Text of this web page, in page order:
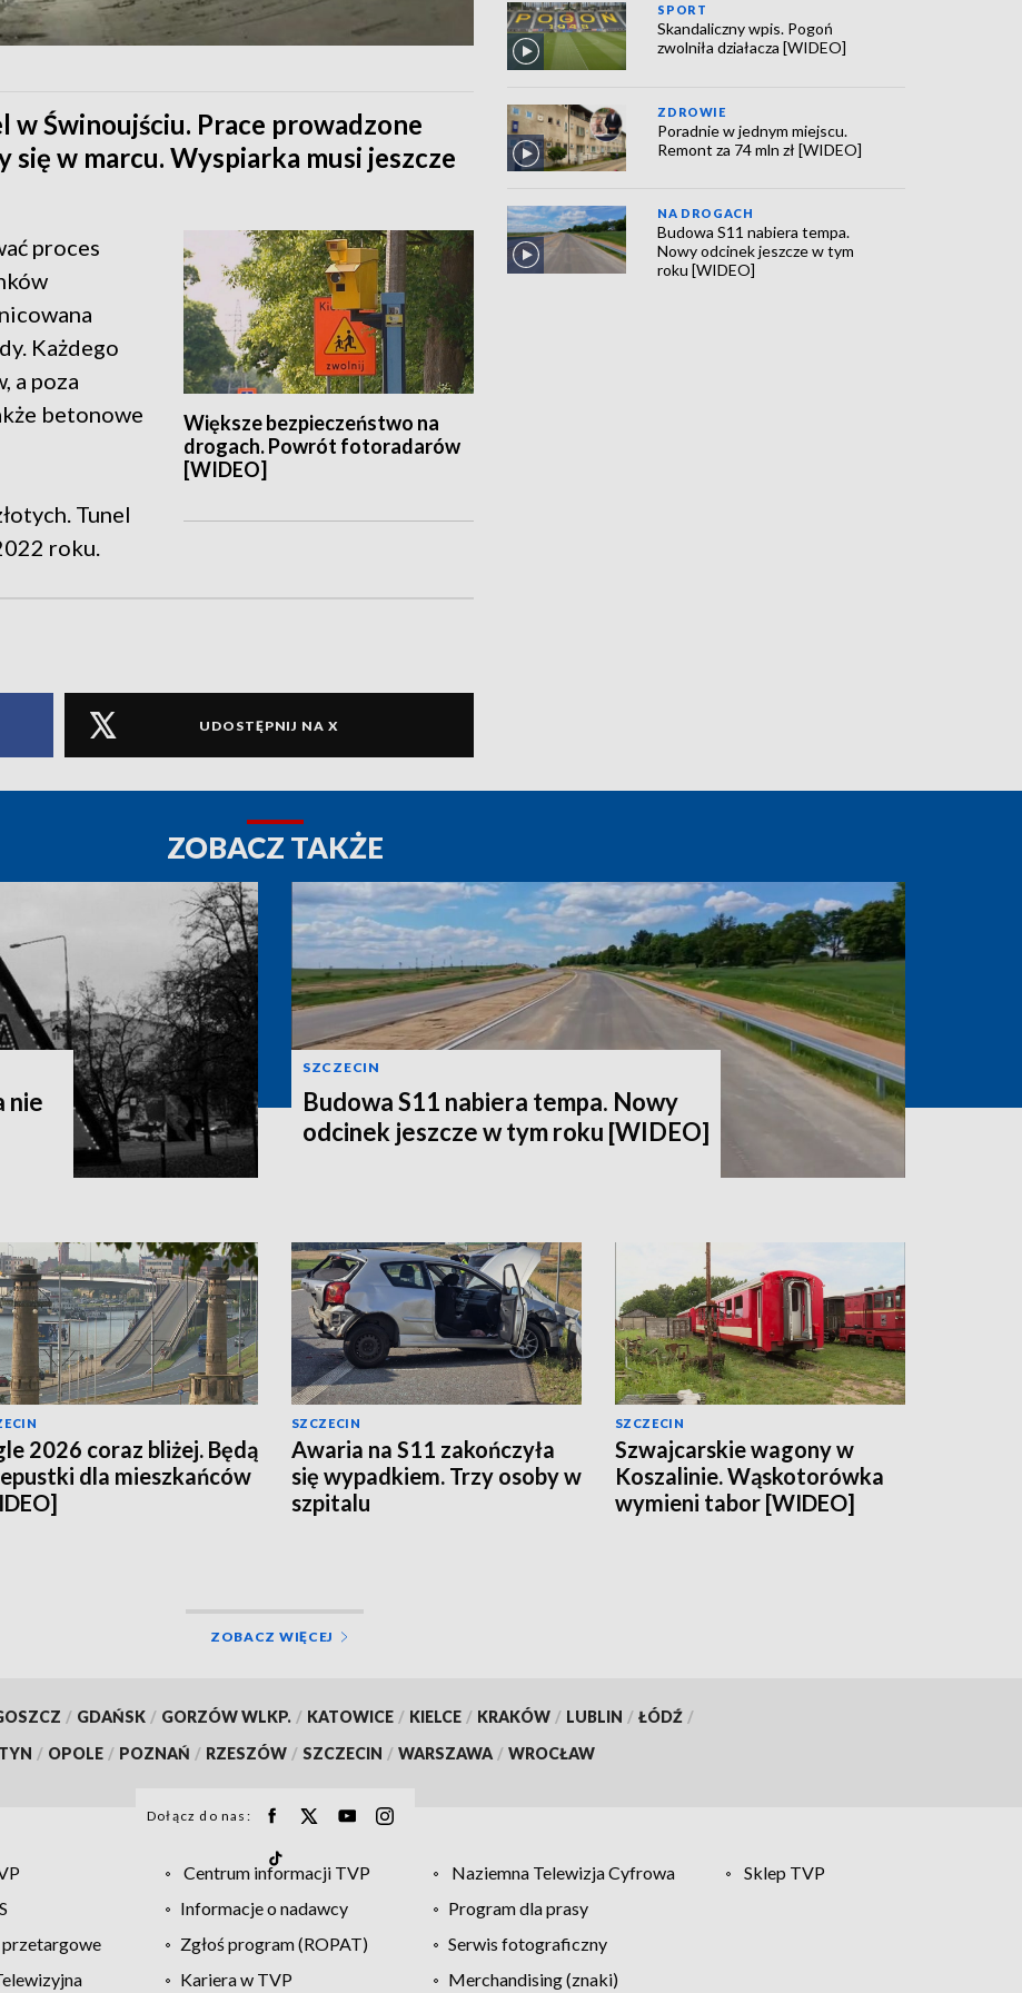
Świnoujściu. Prace prowadzone
się w marcu. Wyspiarka musi jeszcze
Większe bezpieczeństwo na
drogach. Powrót fotoradarów
[WIDEO]
proces
Każdego
a poza
betonowe
Tunel
roku.
UDOSTĘPNIJ NA X
SPORT
Skandaliczny wpis. Pogoń
zwolniła działacza [WIDEO]
ZDROWIE
Poradnie w jednym miejscu.
Remont za 74 mln zł [WIDEO]
NA DROGACH
Budowa S11 nabiera tempa.
Nowy odcinek jeszcze w tym
roku [WIDEO]
ZOBACZ TAKŻE
nie
SZCZECIN
Budowa S11 nabiera tempa. Nowy
odcinek jeszcze w tym roku [WIDEO]
2026 coraz bliżej. Będą
dla mieszkańców
SZCZECIN
Awaria na S11 zakończyła
się wypadkiem. Trzy osoby w
szpitalu
SZCZECIN
Szwajcarskie wagony w
Koszalinie. Wąskotorówka
wymieni tabor [WIDEO]
ZOBACZ WIĘCEJ
/ GDAŃSK / GORZÓW WLKP. / KATOWICE / KIELCE / KRAKÓW / LUBLIN / ŁÓDŹ /
/ OPOLE / POZNAŃ / RZESZÓW / SZCZECIN / WARSZAWA / WROCŁAW
Dołącz do nas:
Centrum informacji TVP Naziemna Telewizja Cyfrowa
Sklep TVP
Informacje o nadawcy
Program dla prasy
przetargowe Zgłoś program (ROPAT)
Serwis fotograficzny
Kariera w TVP Merchandising (znaki)